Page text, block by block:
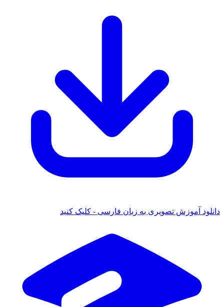
دانلود آموزش تصویری به زبان فارسی - کلیک کنید